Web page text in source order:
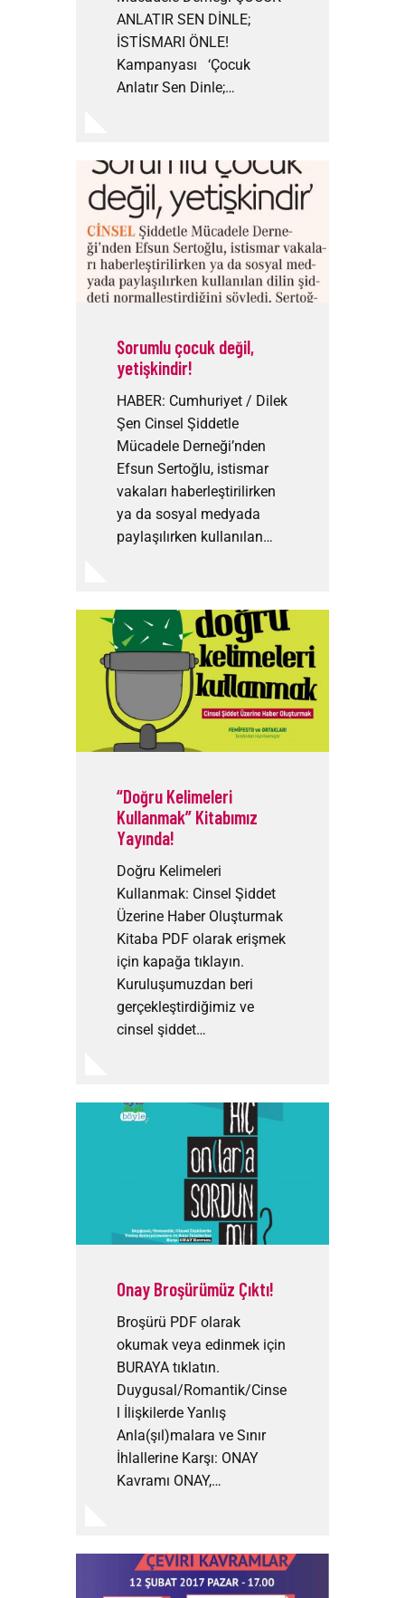
ANLATIR SEN DİNLE;
İSTİSMARI ÖNLE!
Kampanyası ‘Çocuk
Anlatır Sen Dinle;…
Sorumlu çocuk değil,
yetişkindir!
HABER: Cumhuriyet / Dilek
Şen Cinsel Şiddetle
Mücadele Derneği’nden
Efsun Sertoğlu, istismar
vakaları haberleştirilirken
ya da sosyal medyada
paylaşılırken kullanılan…
“Doğru Kelimeleri
Kullanmak” Kitabımız
Yayında!
Doğru Kelimeleri
Kullanmak: Cinsel Şiddet
Üzerine Haber Oluşturmak
Kitaba PDF olarak erişmek
için kapağa tıklayın.
Kuruluşumuzdan beri
gerçekleştirdiğimiz ve
cinsel şiddet…
Onay Broşürümüz Çıktı!
Broşürü PDF olarak
okumak veya edinmek için
BURAYA tıklatın.
Duygusal/Romantik/Cinse
l İlişkilerde Yanlış
Anla(şıl)malara ve Sınır
İhlallerine Karşı: ONAY
Kavramı ONAY,…